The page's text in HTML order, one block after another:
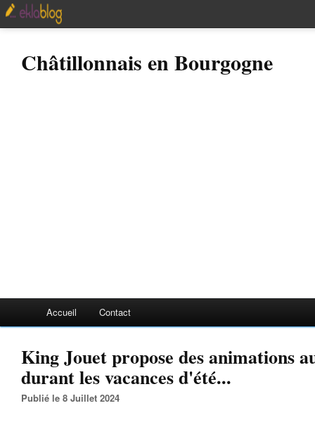
Châtillonnais en Bourgogne
Accueil Contact
King Jouet propose des animations
durant les vacances d'été...
Publié le 8 Juillet 2024